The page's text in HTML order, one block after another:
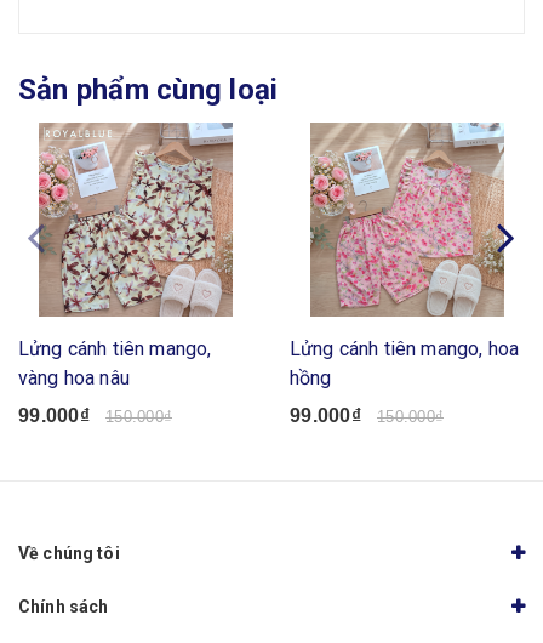
Sản phẩm cùng loại
Lửng cánh tiên mango,
vàng hoa nâu
99.000₫ 150.000₫
Lửng cánh tiên mango, hoa
hồng
99.000₫ 150.000₫
Về chúng tôi
Chính sách